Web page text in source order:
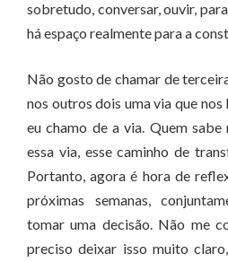
sobretudo, conversar, ouvir,
há espaço realmente para a
Não gosto de chamar de
nos outros dois uma via que
eu chamo de a via. Quem
essa via, esse caminho de
Portanto, agora é hora de
próximas semanas,
tomar uma decisão. Não me
preciso deixar isso muito